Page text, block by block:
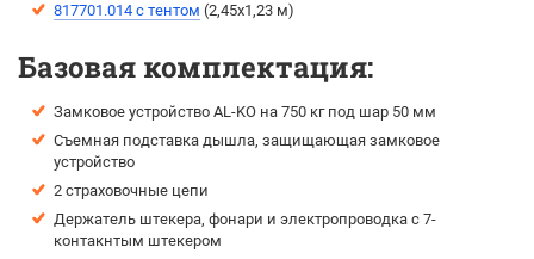
817701.014 с тентом (2,45х1,23 м)
Базовая комплектация:
Замковое устройство AL-KO на 750 кг под шар 50 мм
Съемная подставка дышла, защищающая замковое
устройство
2 страховочные цепи
Держатель штекера, фонари и электропроводка с 7-
контакнтым штекером